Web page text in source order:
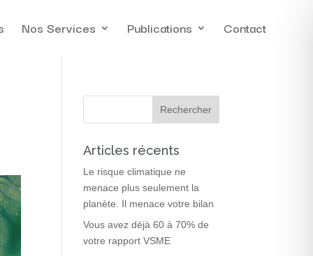
Nos Services Publications Contact
Articles récents
Le risque climatique ne
menace plus seulement la
planète. Il menace votre bilan
Vous avez déjà 60 à 70% de
votre rapport VSME